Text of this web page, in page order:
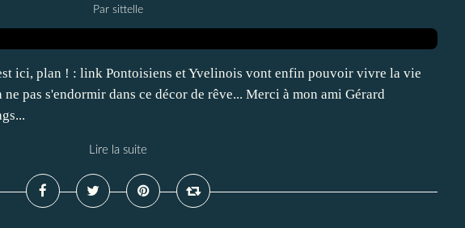
Par sittelle
ici, plan ! : link Pontoisiens et Yvelinois vont enfin pouvoir vivre la vie
pas s'endormir dans ce décor de rêve... Merci à mon ami Gérard
Lire la suite